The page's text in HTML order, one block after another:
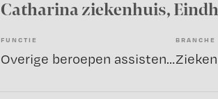
Catharina ziekenhuis,
FUNCTIE
Overige beroepen assistenten
BRANCHE